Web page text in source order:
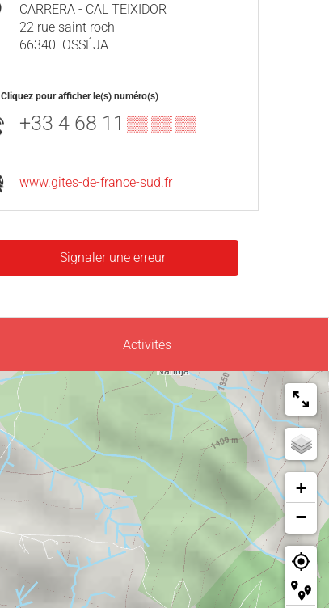
CARRERA - CAL TEIXIDOR
22 rue saint roch
66340 OSSÉJA
Cliquez pour afficher le(s) numéro(s)
+33 4 68 11 ▒▒ ▒▒ ▒▒
www.gites-de-france-sud.fr
Signaler une erreur
Activités
+
−